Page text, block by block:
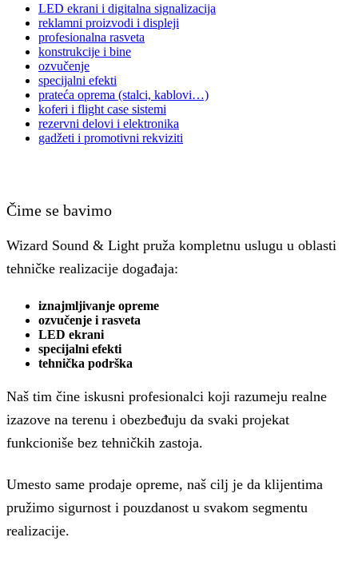
LED ekrani i digitalna signalizacija
reklamni proizvodi i displeji
profesionalna rasveta
konstrukcije i bine
ozvučenje
specijalni efekti
prateća oprema (stalci, kablovi…)
koferi i flight case sistemi
rezervni delovi i elektronika
gadžeti i promotivni rekviziti
Čime se bavimo
Wizard Sound & Light pruža kompletnu uslugu u oblasti
tehničke realizacije događaja:
iznajmljivanje opreme
ozvučenje i rasveta
LED ekrani
specijalni efekti
tehnička podrška
Naš tim čine iskusni profesionalci koji razumeju realne
izazove na terenu i obezbeđuju da svaki projekat
funkcioniše bez tehničkih zastoja.
Umesto same prodaje opreme, naš cilj je da klijentima
pružimo sigurnost i pouzdanost u svakom segmentu
realizacije.